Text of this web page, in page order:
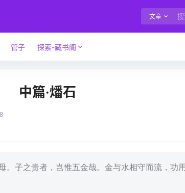
文章
管子 探索-藏书阁
中篇·燔石
子之贵者，岂惟五金哉。金与水相守而流，功